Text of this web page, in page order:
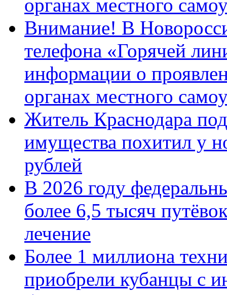
органах местного
Внимание! В
телефона «Горячей
информации о
органах местного
Житель Краснодара
имущества похитил у
рублей
В 2026 году
более 6,5 тысяч
лечение
Более 1 миллиона
приобрели кубанцы с